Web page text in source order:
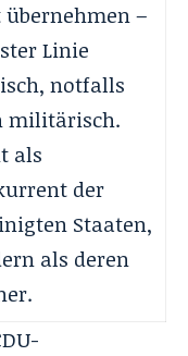
–
Linie
notfalls
militärisch.
als
der
Staaten,
als deren